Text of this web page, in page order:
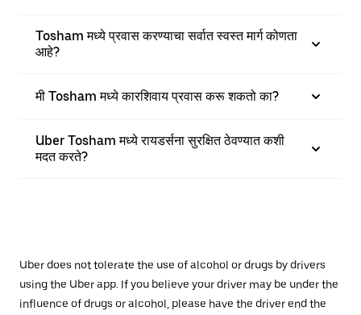
Tosham मध्ये प्रवास करण्याचा सर्वात स्वस्त मार्ग कोणता
आहे?
मी Tosham मध्ये कारशिवाय प्रवास करू शकतो का?
Uber Tosham मध्ये रायडर्सना सुरक्षित ठेवण्यात कशी
मदत करते?
Uber does not tolerate the use of alcohol or drugs by drivers
using the Uber app. If you believe your driver may be under the
influence of drugs or alcohol, please have the driver end the